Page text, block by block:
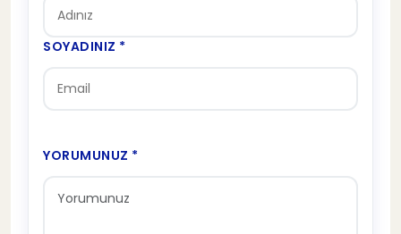
SOYADINIZ *
YORUMUNUZ *